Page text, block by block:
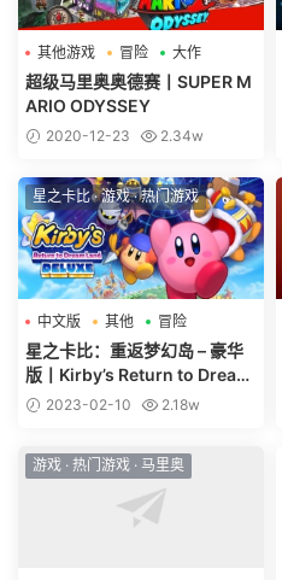
其他游戏 冒险 大作
超级马里奥奥德赛丨SUPER M
ARIO ODYSSEY
2020-12-23 2.34w
星之卡比·游戏·热门游戏
中文版 其他 冒险
星之卡比：重返梦幻岛 – 豪华
版丨Kirby’s Return to Dream
Land Deluxe
2023-02-10 2.18w
游戏 · 热门游戏 · 马里奥